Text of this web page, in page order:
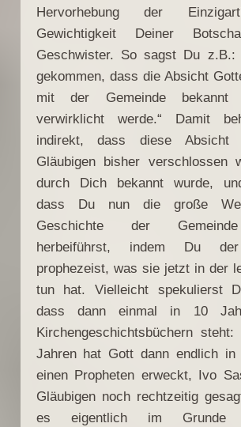
Hervorhebung der
Gewichtigkeit Deiner
Geschwister. So sagst Du
gekommen, dass die Absicht
mit der Gemeinde bekannt
verwirklicht werde.“ Damit
indirekt, dass diese Absicht
Gläubigen bisher verschlossen
durch Dich bekannt wurde,
dass Du nun die große
Geschichte der
herbeiführst, indem Du der
prophezeist, was sie jetzt in der
tun hat. Vielleicht spekulierst
dass dann einmal in 10
Kirchengeschichtsbüchern steht:
Jahren hat Gott dann endlich in
einen Propheten erweckt, Ivo
Gläubigen noch rechtzeitig
es eigentlich im Grunde